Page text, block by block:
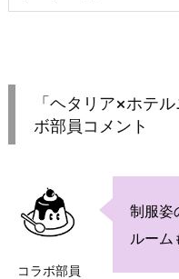
「ヘタリア×ホテ
ボ部員コメント
コラボ部員
制服姿
ルーム